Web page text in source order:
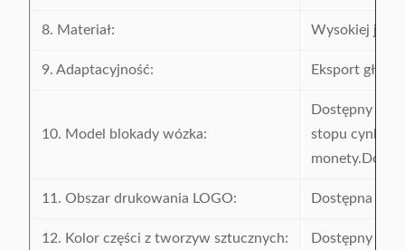
8. Materiał: Wysokiej
9. Adaptacyjność: Eksport
10. Model blokady wózka:
Dostępny jest
stopu cynku,
11. Obszar drukowania LOGO: Dostępna jest
12. Kolor części z tworzyw sztucznych: Dostępny jest